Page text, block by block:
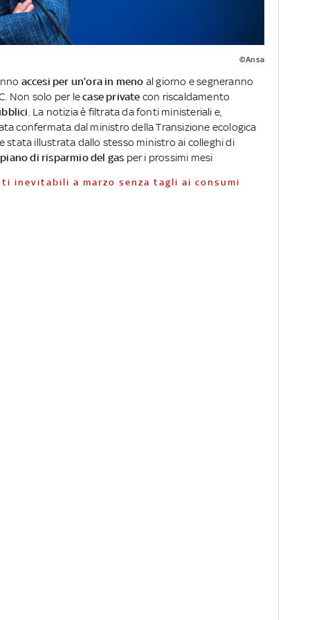
©Ansa
accesi per un’ora in meno al giorno e segneranno
Non solo per lecase private con riscaldamento
. La notizia è filtrata da fonti ministeriali e,
confermata dal ministro della Transizione ecologica
stata illustrata dallo stesso ministro ai colleghi di
piano di risparmio del gas per i prossimi mesi
inevitabili a marzo senza tagli ai consumi